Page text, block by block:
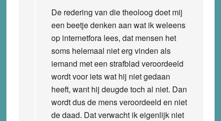
De redering van die theoloog doet mij
een beetje denken aan wat ik weleens
op internetfora lees, dat mensen het
soms helemaal niet erg vinden als
iemand met een strafblad veroordeeld
wordt voor iets wat hij niet gedaan
heeft, want hij deugde toch al niet. Dan
wordt dus de mens veroordeeld en niet
de daad. Dat verwacht ik eigenlijk niet